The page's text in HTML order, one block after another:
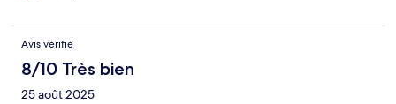
Avis vérifié
8/10 Très bien
25 août 2025